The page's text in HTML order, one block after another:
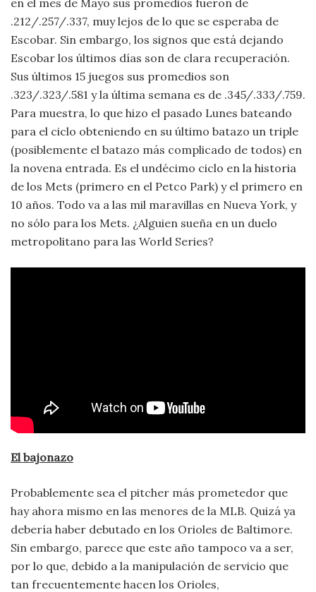
en el mes de Mayo sus promedios fueron de
.212/.257/.337, muy lejos de lo que se esperaba de
Escobar. Sin embargo, los signos que está dejando
Escobar los últimos días son de clara recuperación.
Sus últimos 15 juegos sus promedios son
.323/.323/.581 y la última semana es de .345/.333/.759.
Para muestra, lo que hizo el pasado Lunes bateando
para el ciclo obteniendo en su último batazo un triple
(posiblemente el batazo más complicado de todos) en
la novena entrada. Es el undécimo ciclo en la historia
de los Mets (primero en el Petco Park) y el primero en
10 años. Todo va a las mil maravillas en Nueva York, y
no sólo para los Mets. ¿Alguien sueña en un duelo
metropolitano para las World Series?
El bajonazo
Probablemente sea el pitcher más prometedor que
hay ahora mismo en las menores de la MLB. Quizá ya
debería haber debutado en los Orioles de Baltimore.
Sin embargo, parece que este año tampoco va a ser,
por lo que, debido a la manipulación de servicio que
tan frecuentemente hacen los Orioles,